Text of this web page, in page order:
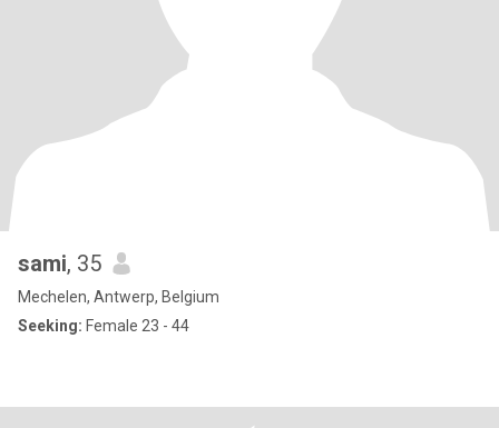
sami, 35
Mechelen, Antwerp, Belgium
Seeking: Female 23 - 44